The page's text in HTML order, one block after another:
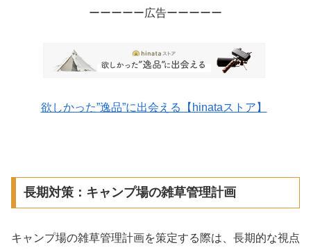
ーーーーー広告ーーーーー
欲しかった”逸品”に出会える【hinataストア】
長期対策：キャンプ場の雑草管理計画
キャンプ場の雑草管理計画を策定する際は、長期的な視点